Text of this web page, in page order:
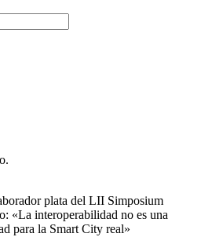
plata del LII Simposium
«La interoperabilidad no es una
para la Smart City real»